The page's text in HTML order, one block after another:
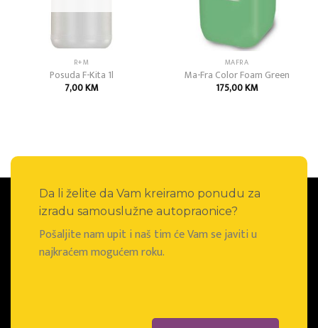
R+M
Posuda F-Kita 1l
7,00KM
MAFRA
Ma-Fra Color Foam Green
175,00KM
Da li želite da Vam kreiramo ponudu za
izradu samouslužne autopraonice?
Pošaljite nam upit i naš tim će Vam se javiti u
najkraćem mogućem roku.